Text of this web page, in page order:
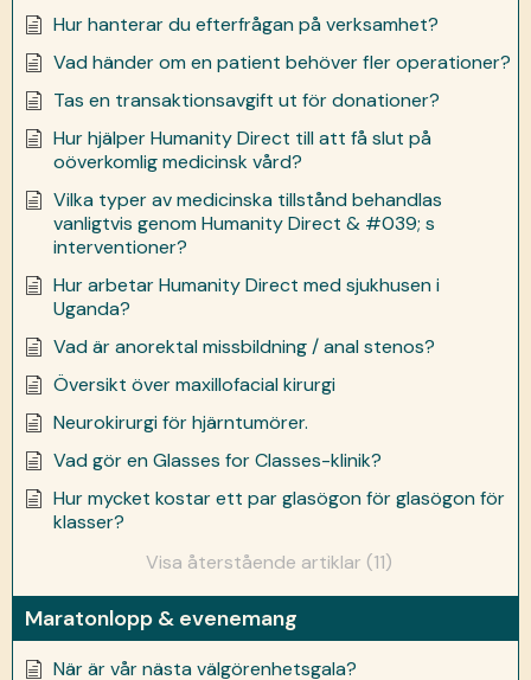
Hur hanterar du efterfrågan på verksamhet?
Vad händer om en patient behöver fler operationer?
Tas en transaktionsavgift ut för donationer?
Hur hjälper Humanity Direct till att få slut på
oöverkomlig medicinsk vård?
Vilka typer av medicinska tillstånd behandlas
vanligtvis genom Humanity Direct & #039; s
interventioner?
Hur arbetar Humanity Direct med sjukhusen i
Uganda?
Vad är anorektal missbildning / anal stenos?
Översikt över maxillofacial kirurgi
Neurokirurgi för hjärntumörer.
Vad gör en Glasses for Classes-klinik?
Hur mycket kostar ett par glasögon för glasögon för
klasser?
Visa återstående artiklar (11)
Maratonlopp & evenemang
När är vår nästa välgörenhetsgala?